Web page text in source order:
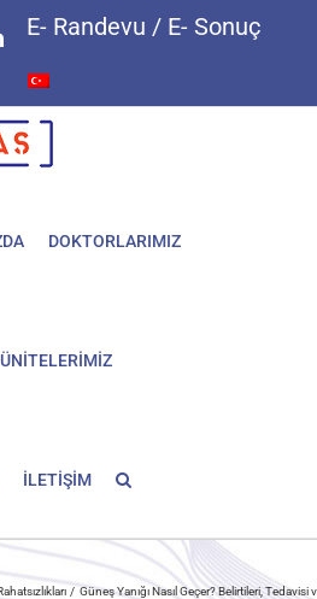
LinkedIn
E- Randevu / E- Sonuç
DOKTORLARIMIZ
İLETİŞİM
Güneş Yanığı Nasıl Geçer? Belirtileri, Tedavisi